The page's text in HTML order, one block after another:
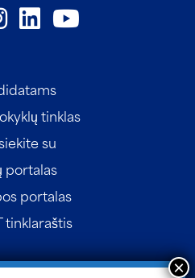
tinklas
su
portalas
portalas
tinklaraštis